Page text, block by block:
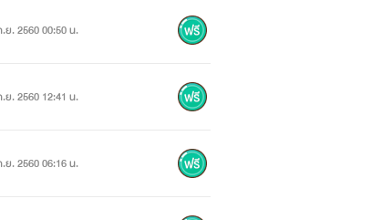
ย. 2560 00:50 น.
ย. 2560 12:41 น.
ย. 2560 06:16 น.